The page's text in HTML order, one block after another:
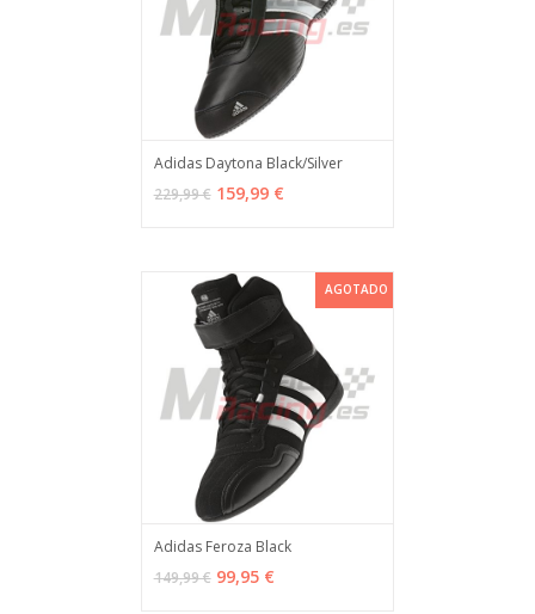
VER OPCIONES
Adidas Daytona Black/Silver
229,99 € 159,99 €
AGOTADO
AGOTADO
Adidas Feroza Black
149,99 € 99,95 €